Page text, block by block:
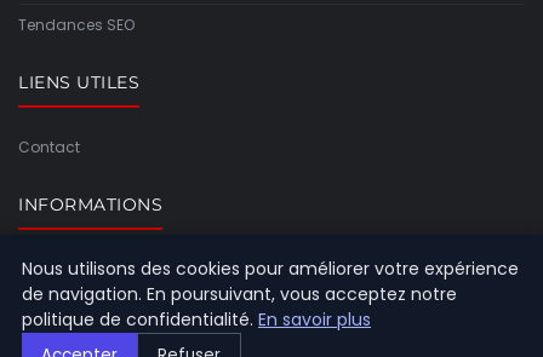
Tendances SEO
LIENS UTILES
Contact
INFORMATIONS
Plan du site
Nous utilisons des cookies pour améliorer votre expérience
de navigation. En poursuivant, vous acceptez notre
politique de confidentialité. En savoir plus